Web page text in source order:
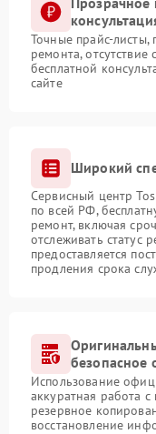
Точные прайс-листы,
ремонта,
бесплатной
сайте
Широкий
Сервисный центр
по всей РФ,
ремонт, включая
отслеживать статус
предоставляется
продления срока
безопасное
Использование
аккуратная работа
резервное
восстановление